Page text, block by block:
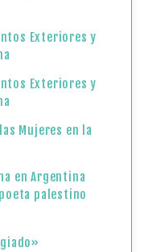
Exteriores y
Exteriores y
Mujeres en la
en Argentina
palestino